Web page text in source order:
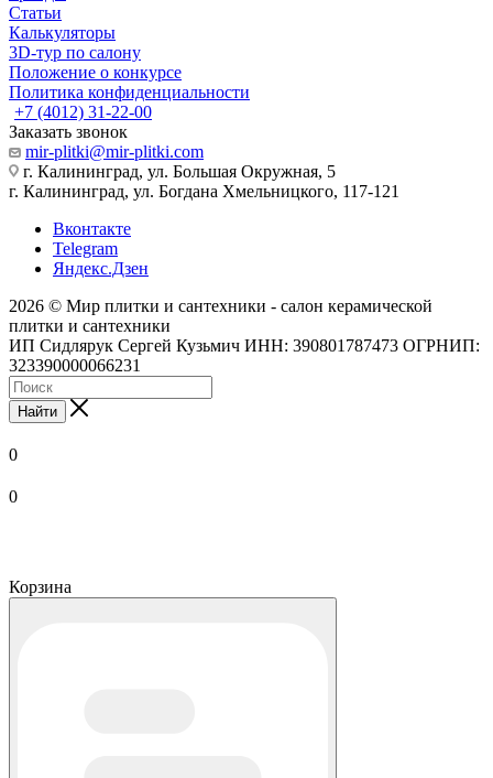
Статьи
Калькуляторы
3D-тур по салону
Положение о конкурсе
Политика конфиденциальности
+7 (4012) 31-22-00
Заказать звонок
mir-plitki@mir-plitki.com
г. Калининград, ул. Большая Окружная, 5
г. Калининград, ул. Богдана Хмельницкого, 117-121
Вконтакте
Telegram
Яндекс.Дзен
2026 © Мир плитки и сантехники - салон керамической
плитки и сантехники
ИП Сидлярук Сергей Кузьмич ИНН: 390801787473 ОГРНИП:
323390000066231
Найти
0
0
Корзина